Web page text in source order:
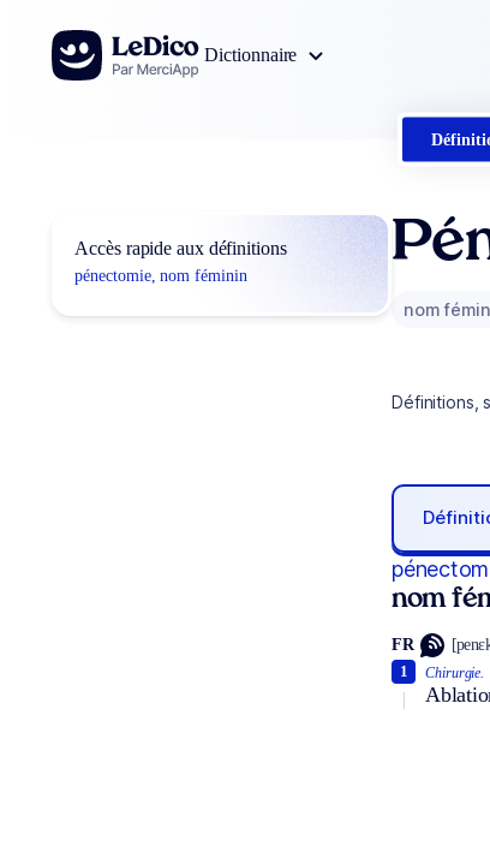
Aller au contenu
Dictionnaire
Accès rapide aux définitions
pénectomie, nom féminin
nom
Définitions,
nom
FR
Chirurgie.
1